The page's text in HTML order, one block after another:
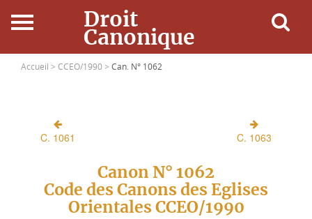
Droit
Canonique
Accueil
Ressources
Connexion
Accueil > CCEO/1990 > Can. N° 1062
C. 1061 C. 1063
Canon N° 1062
Code des Canons des Eglises
Orientales CCEO/1990